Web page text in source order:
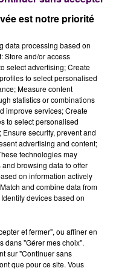
"permettent
elles".
À
toiles aménagées
est notre priorité
data processing based on
Store and/or access
select advertising; Create
to select personalised
Measure content
statistics or combinations
improve services; Create
to select personalised
security, prevent and
advertising and content;
technologies may
browsing data to offer
on information actively
and combine data from
devices based on
et fermer", ou affiner en
dans "Gérer mes choix".
sur "Continuer sans
que pour ce site. Vous